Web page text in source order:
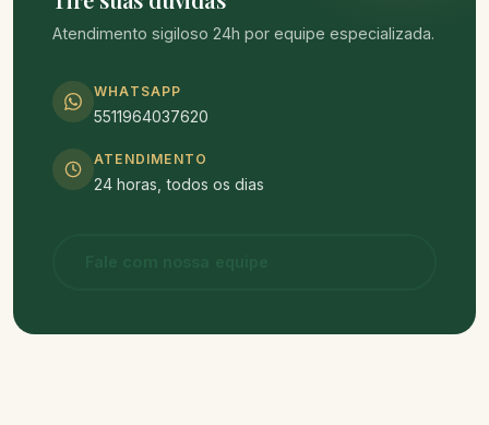
Atendimento sigiloso 24h por equipe especializada.
WHATSAPP
5511964037620
ATENDIMENTO
24 horas, todos os dias